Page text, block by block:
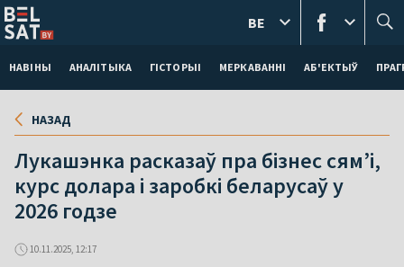
НАВІНЫ АНАЛІТЫКА ГІСТОРЫІ МЕРКАВАННI АБ'ЕКТЫЎ
BE
НАЗАД
Лукашэнка расказаў пра бізнес сям’і,
курс долара і заробкі беларусаў у
2026 годзе
10.11.2025, 12:17